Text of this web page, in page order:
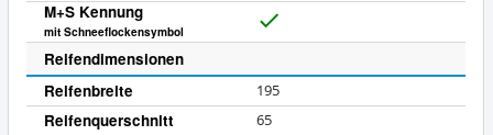
M+S Kennung
mit Schneeflockensymbol
Reifendimensionen
Reifenbreite
195
Reifenquerschnitt 65